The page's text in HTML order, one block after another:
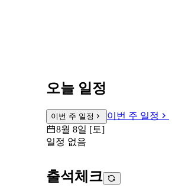
오늘 일정
이번 주 일정
이번 주 일정
8월 8일 [토]
일정 없음
출석체크